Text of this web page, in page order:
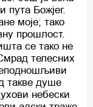
пута Божјег.
моје; тако
прошлост.
се тако не
телесних
такве душе
небески